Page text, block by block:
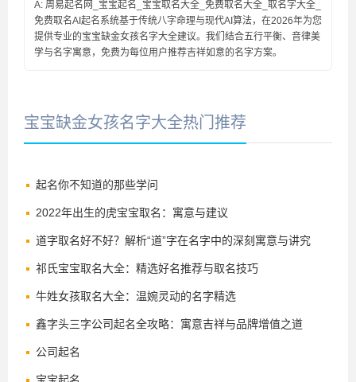
A: 周易起名网_宝宝起名_宝宝取名大全_免费取名大全_取名字大全_
免费取名AI起名系统基于传统八字命理与现代AI算法，在2026年为您
提供专业的宝宝缺金女孩名字大全建议。我们结合五行平衡、音律美
学与名字寓意，免费为每位用户推荐吉祥如意的名字方案。
宝宝缺金女孩名字大全热门推荐
起名你不知道的那些学问
2022年出生的虎宝宝取名：寓意与建议
道字取名好不好？解析“道”字在名字中的深刻寓意与讲究
祁氏宝宝取名大全：精选好名推荐与取名技巧
牛姓女孩取名大全：温婉灵动的名字精选
鑫字头三字公司起名全攻略：寓意吉祥与品牌增值之道
公司起名